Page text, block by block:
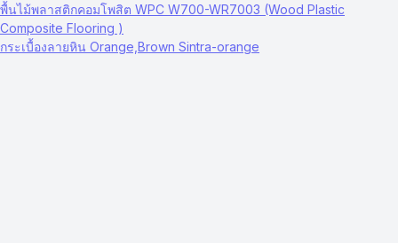
พื้นไม้พลาสติกคอมโพสิต WPC W700-WR7003 (Wood Plastic
Composite Flooring )
กระเบื้องลายหิน Orange,Brown Sintra-orange